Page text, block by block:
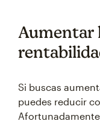
Aumentar
Si buscas
puedes reducir